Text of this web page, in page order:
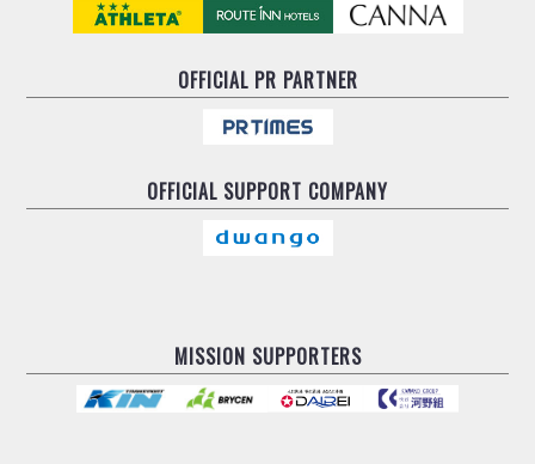
OFFICIALPR PARTNER
OFFICIAL SUPPORT COMPANY
MISSION SUPPORTERS